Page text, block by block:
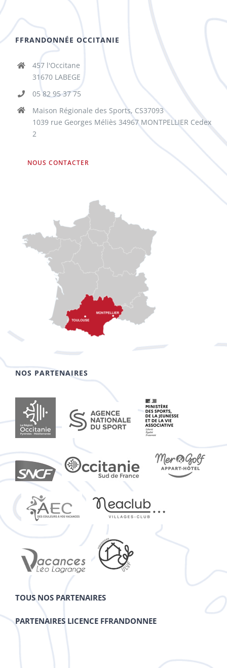
FFRANDONNÉE OCCITANIE
457 l'Occitane
31670 LABEGE
05 82 95 37 75
Maison Régionale des Sports, CS37093
1039 rue Georges Méliès 34967 MONTPELLIER Cedex
2
NOUS CONTACTER
NOS PARTENAIRES
TOUS NOS PARTENAIRES
PARTENAIRES LICENCE FFRANDONNEE